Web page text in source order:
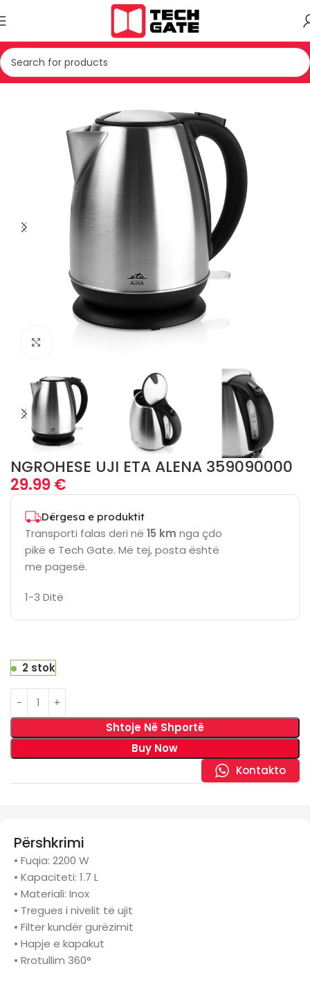
TE VOGLA SHTEPIAKE PAJISJE TE KUZHINES NGROHESE UJI
NGROHESE UJI ETA ALENA 359090000
29.99€
Dërgesa e produktit
Transporti falas deri në 15 km nga çdo
pikë e Tech Gate. Më tej, posta është
me pagesë.
1-3 Ditë
2 stok
Shtoje Në Shportë
Buy Now
Kontakto
Përshkrimi
• Fuqia: 2200 W
• Kapaciteti: 1.7 L
• Materiali: Inox
• Tregues i nivelit të ujit
• Filter kundër gurëzimit
• Hapje e kapakut
• Rrotullim 360°